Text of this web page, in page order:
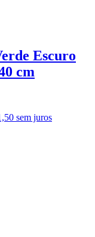
Escuro
cm
sem juros